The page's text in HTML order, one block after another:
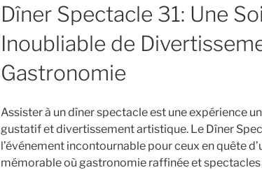
Dîner Spectacle 31: Une
Inoubliable de
Gastronomie
Assister à un dîner spectacle est une expérience
gustatif et divertissement artistique. Le Dîner
l’événement incontournable pour ceux en quête
mémorable où gastronomie raffinée et